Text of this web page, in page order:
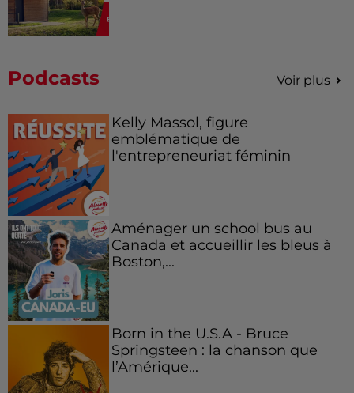
Podcasts Voir plus
Kelly Massol, figure
emblématique de
l'entrepreneuriat féminin
Aménager un school bus au
Canada et accueillir les bleus à
Boston,...
Born in the U.S.A - Bruce
Springsteen : la chanson que
l’Amérique...